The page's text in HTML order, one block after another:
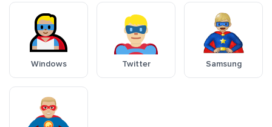
Windows Twitter Samsung